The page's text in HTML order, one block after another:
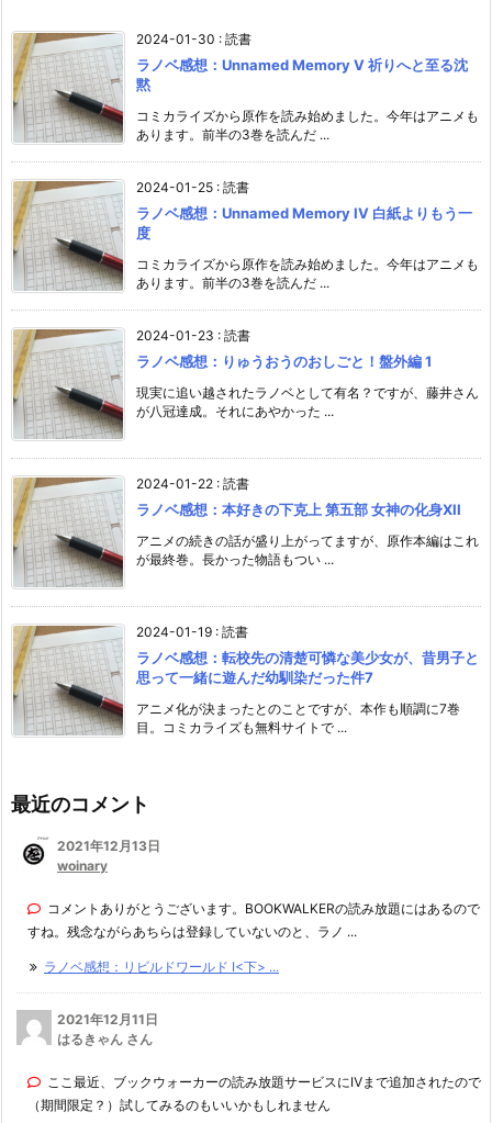
2024-01-30 : 読書
ラノベ感想：Unnamed Memory V 祈りへと至る沈
黙
コミカライズから原作を読み始めました。今年はアニメも
あります。前半の3巻を読んだ ...
2024-01-25 : 読書
ラノベ感想：Unnamed Memory IV 白紙よりもう一
度
コミカライズから原作を読み始めました。今年はアニメも
あります。前半の3巻を読んだ ...
2024-01-23 : 読書
ラノベ感想：りゅうおうのおしごと！盤外編 1
現実に追い越されたラノベとして有名？ですが、藤井さん
が八冠達成。それにあやかった ...
2024-01-22 : 読書
ラノベ感想：本好きの下克上 第五部 女神の化身XII
アニメの続きの話が盛り上がってますが、原作本編はこれ
が最終巻。長かった物語もつい ...
2024-01-19 : 読書
ラノベ感想：転校先の清楚可憐な美少女が、昔男子と
思って一緒に遊んだ幼馴染だった件7
アニメ化が決まったとのことですが、本作も順調に7巻
目。コミカライズも無料サイトで ...
最近のコメント
2021年12月13日
woinary
コメントありがとうございます。BOOKWALKERの読み放題にはあるので
すね。残念ながらあちらは登録していないのと、ラノ ...
ラノベ感想：リビルドワールド I<下> ...
2021年12月11日
はるきゃん さん
ここ最近、ブックウォーカーの読み放題サービスにⅣまで追加されたので
（期間限定？）試してみるのもいいかもしれません